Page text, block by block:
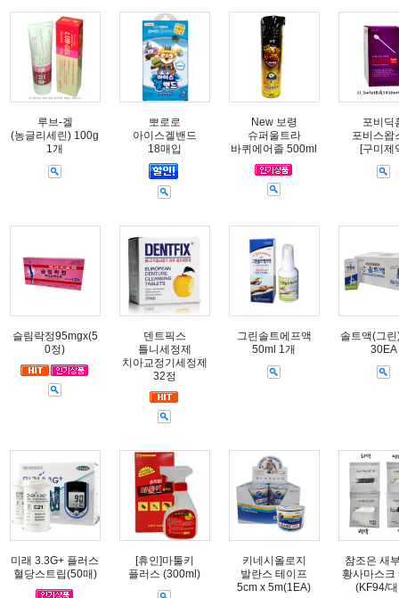
루브-겔
(농글리세린) 100g
1개
뽀로로
아이스겔밴드
18매입
New 보령
슈퍼울트라
바퀴에어졸 500ml
포비딕
포비스왑
[구미제
슬림락정95mgx(5
0정)
덴트픽스
틀니세정제
치아교정기세정제
32정
그린솔트에프액
50ml 1개
솔트액(그
30EA
미래 3.3G+ 플러스
혈당스트립(50매)
[휴인]마툴키
플러스 (300ml)
키네시올로지
발란스 테이프
5cm x 5m(1EA)
참조은 새
황사마스크
(KF94/